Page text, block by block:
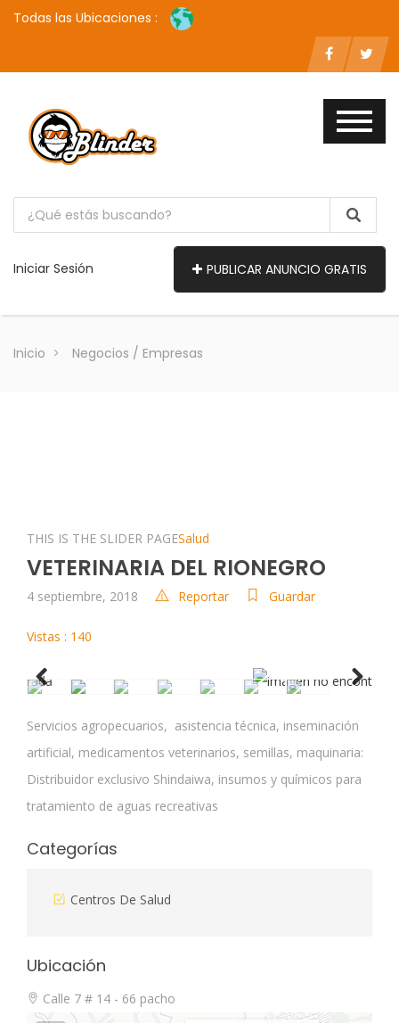
Todas las Ubicaciones :
Iniciar Sesión PUBLICAR ANUNCIO GRATIS
Inicio Negocios / Empresas
THIS IS THE SLIDER PAGESalud
VETERINARIA DEL RIONEGRO
4 septiembre, 2018 Reportar Guardar
Vistas : 140
Servicios agropecuarios, asistencia técnica, inseminación
artificial, medicamentos veterinarios, semillas, maquinaria:
Distribuidor exclusivo Shindaiwa, insumos y químicos para
tratamiento de aguas recreativas
Categorías
Centros De Salud
Ubicación
Calle 7 # 14 - 66 pacho